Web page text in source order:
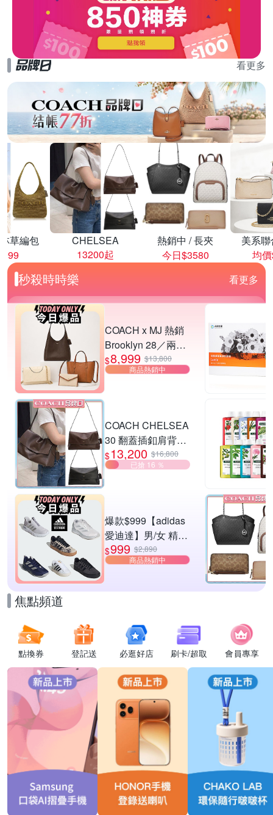
看更多
草編包
CHELSEA
13200起
熱銷中 / 長夾
今日$3580
美系
均
秒殺時時樂 看更多
COACH x MJ 熱銷
Brooklyn 28／兩用
／斜背包均一價-多
款可選
$8,999 $13,800
商品熱銷中
COACH CHELSEA
30 翻蓋插釦肩背包
兩色供選
$13,200 $16,800
已搶 16 ％
爆款$999【adidas
愛迪達】男/女 精選
運動鞋休閒鞋 任選
均一價
$999 $2,890
商品熱銷中
焦點頻道
點換券 登記送 必逛好店 刷卡/超取 會員專享